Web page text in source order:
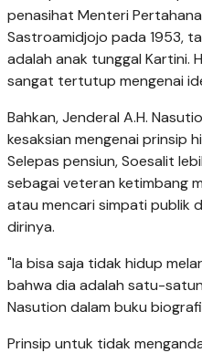
penasihat Menteri
Sastroamidjojo pada 1953,
adalah anak tunggal Kartini.
sangat tertutup mengenai
Bahkan, Jenderal A.H.
kesaksian mengenai prinsip
Selepas pensiun, Soesalit
sebagai veteran ketimbang
atau mencari simpati publik
dirinya.
"Ia bisa saja tidak hidup
bahwa dia adalah satu-
Nasution dalam buku
Prinsip untuk tidak